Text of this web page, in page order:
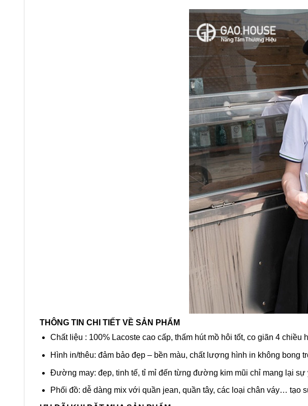
THÔNG TIN CHI TIẾT VỀ SẢN PHẨM
Chất liệu : 100% Lacoste cao cấp, thấm hút mồ hôi tốt, co giãn 4 chiều
Hình in/thêu: đảm bảo đẹp – bền màu, chất lượng hình in không bong
Đường may: đẹp, tinh tế, tỉ mỉ đến từng đường kim mũi chỉ mang lại
Phối đồ: dễ dàng mix với quần jean, quần tây, các loại chân váy… tạo